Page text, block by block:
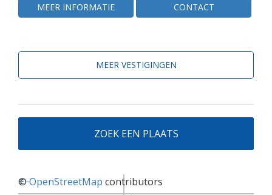
MEER INFORMATIE CONTACT
MEER VESTIGINGEN
ZOEK EEN PLAATS
+−
©OpenStreetMap contributors